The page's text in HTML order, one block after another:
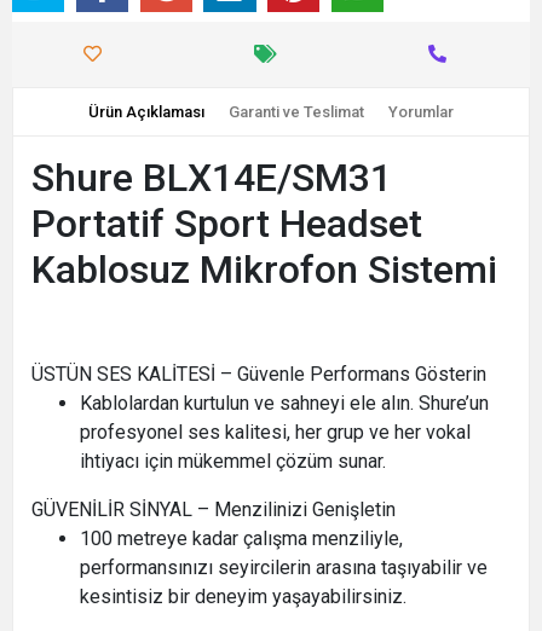
Ürün Açıklaması Garanti ve Teslimat Yorumlar
Shure BLX14E/SM31
Portatif Sport Headset
Kablosuz Mikrofon Sistemi
ÜSTÜN SES KALİTESİ – Güvenle Performans Gösterin
Kablolardan kurtulun ve sahneyi ele alın. Shure’un
profesyonel ses kalitesi, her grup ve her vokal
ihtiyacı için mükemmel çözüm sunar.
GÜVENİLİR SİNYAL – Menzilinizi Genişletin
100 metreye kadar çalışma menziliyle,
performansınızı seyircilerin arasına taşıyabilir ve
kesintisiz bir deneyim yaşayabilirsiniz.